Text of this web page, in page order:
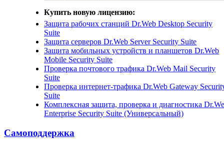
Купить новую лицензию:
Защита рабочих станций Dr.Web Desktop Security
Suite
Защита серверов Dr.Web Server Security Suite
Защита мобильных устройств и планшетов Dr.Web
Mobile Security Suite
Проверка почтового трафика Dr.Web Mail Security
Suite
Проверка интернет-трафика Dr.Web Gateway
Suite
Комплексная защита, проверка и диагностика
Enterprise Security Suite (Универсальный)
Самоподдержка